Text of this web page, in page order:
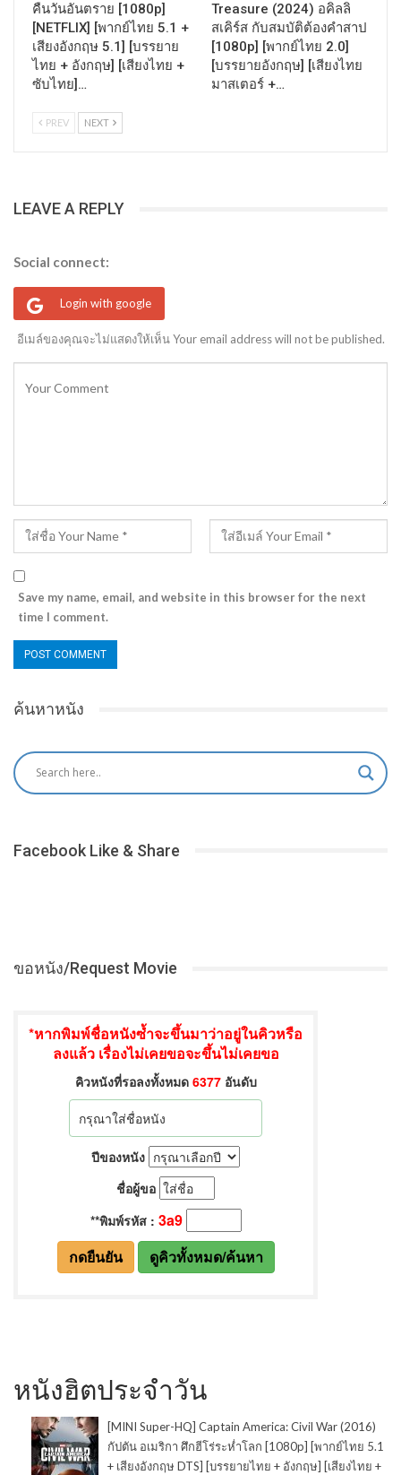
คืนวันอันตราย [1080p]
[NETFLIX] [พากย์ไทย 5.1 +
เสียงอังกฤษ 5.1] [บรรยาย
ไทย + อังกฤษ] [เสียงไทย +
ซับไทย]…
Treasure (2024) อคิลลิ
สเคิร์ส กับสมบัติต้องคำสาป
[1080p] [พากย์ไทย 2.0]
[บรรยายอังกฤษ] [เสียงไทย
มาสเตอร์ +…
PREV NEXT
LEAVE A REPLY
Social connect:
Login with google
อีเมล์ของคุณจะไม่แสดงให้เห็น Your email address will not be published.
Save my name, email, and website in this browser for the next
time I comment.
ค้นหาหนัง
Facebook Like & Share
ขอหนัง/Request Movie
หนังฮิตประจำวัน
[MINI Super-HQ] Captain America: Civil War (2016)
กัปตัน อเมริกา ศึกฮีโร่ระห่ำโลก [1080p] [พากย์ไทย 5.1
+ เสียงอังกฤษ DTS] [บรรยายไทย + อังกฤษ] [เสียงไทย +